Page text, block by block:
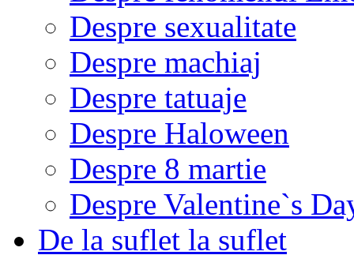
Despre sexualitate
Despre machiaj
Despre tatuaje
Despre Haloween
Despre 8 martie
Despre Valentine`s
De la suflet la suflet